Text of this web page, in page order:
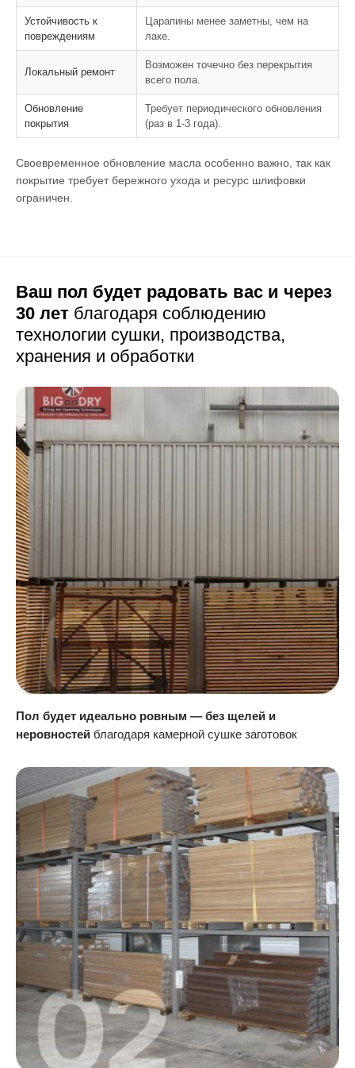
Устойчивость к
повреждениям
Царапины менее заметны, чем на
лаке.
Локальный ремонт
Возможен точечно без перекрытия
всего пола.
Обновление
покрытия
Требует периодического обновления
(раз в 1-3 года).
Своевременное обновление масла особенно важно, так как
покрытие требует бережного ухода и ресурс шлифовки
ограничен.
Ваш пол будет радовать вас и через
30 лет благодаря соблюдению
технологии сушки, производства,
хранения и обработки
Пол будет идеально ровным — без щелей и
неровностей благодаря камерной сушке заготовок